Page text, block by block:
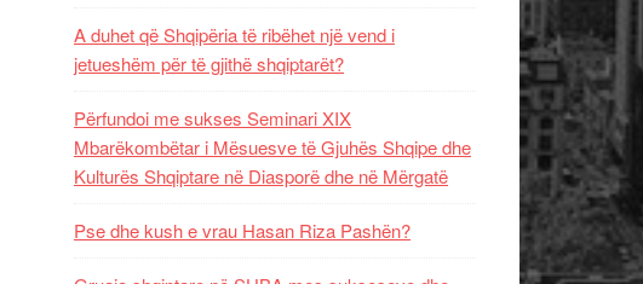
A duhet që Shqipëria të ribëhet një vend i
jetueshëm për të gjithë shqiptarët?
Përfundoi me sukses Seminari XIX
Mbarëkombëtar i Mësuesve të Gjuhës Shqipe dhe
Kulturës Shqiptare në Diasporë dhe në Mërgatë
Pse dhe kush e vrau Hasan Riza Pashën?